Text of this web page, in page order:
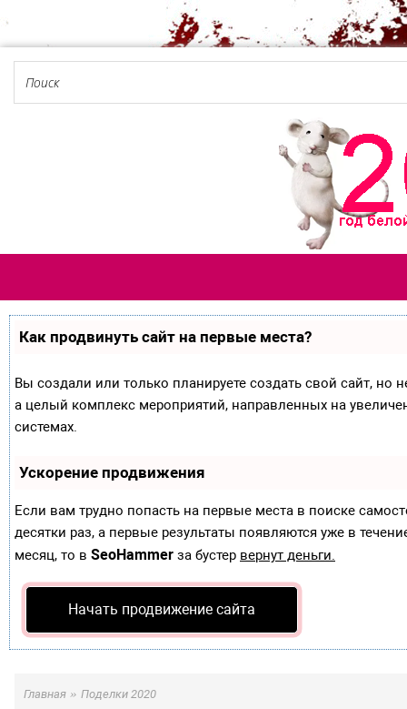
Как продвинуть сайт на первые места?
Вы создали или только планируете создать свой сайт, но
а целый комплекс мероприятий, направленных на
системах.
Ускорение продвижения
Если вам трудно попасть на первые места в поиске
десятки раз, а первые результаты появляются уже в
месяц, то в SeoHammer за бустер вернут деньги.
Начать продвижение сайта
Главная » Поделки 2020